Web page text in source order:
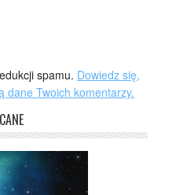
spamu. Dowiedz się,
dane Twoich komentarzy.